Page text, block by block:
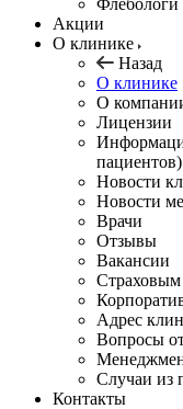
Флебологи
Акции
О клинике
Назад
О клинике
О
Лицензии
пациентов)
Новости
Новости
Врачи
Отзывы
Вакансии
Адрес
Вопросы
Случаи из
Контакты